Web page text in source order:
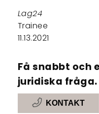
Lag24
Trainee
11.13.2021
Få snabbt och
juridiska fråga.
KONTAKT